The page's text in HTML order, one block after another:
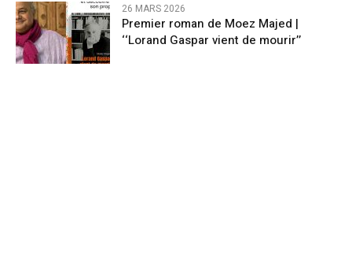
26 MARS 2026
Premier roman de Moez Majed |
‘‘Lorand Gaspar vient de mourir’’